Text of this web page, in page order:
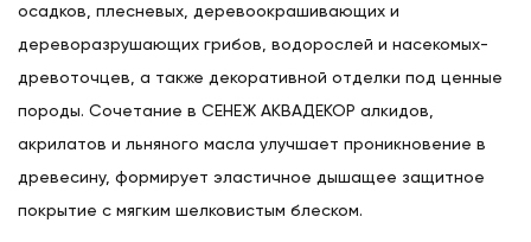
осадков, плесневых, деревоокрашивающих и
дереворазрушающих грибов, водорослей и насекомых-
древоточцев, а также декоративной отделки под ценные
породы. Сочетание в СЕНЕЖ АКВАДЕКОР алкидов,
акрилатов и льняного масла улучшает проникновение в
древесину, формирует эластичное дышащее защитное
покрытие с мягким шелковистым блеском.